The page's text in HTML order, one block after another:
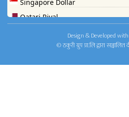
Design & Developed with
© ठकुरी ग्रुप प्रा.लि द्वारा